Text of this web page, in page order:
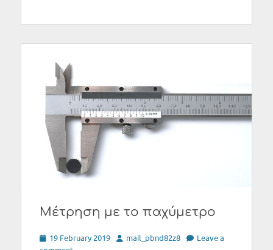
Μέτρηση με το παχύμετρο
Posted
19 February 2019 Author
mail_pbnd82z8
Leave a